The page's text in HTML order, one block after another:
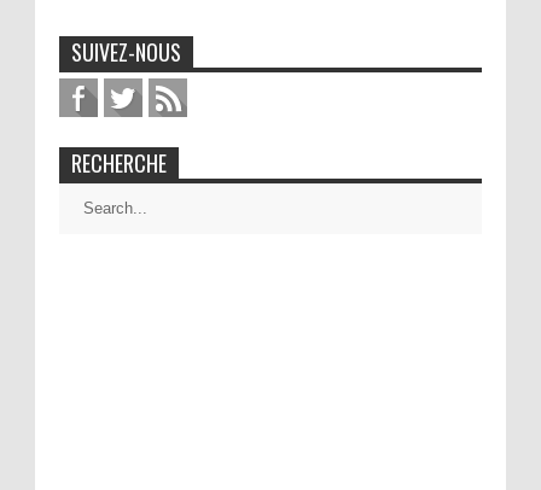
SUIVEZ-NOUS
RECHERCHE